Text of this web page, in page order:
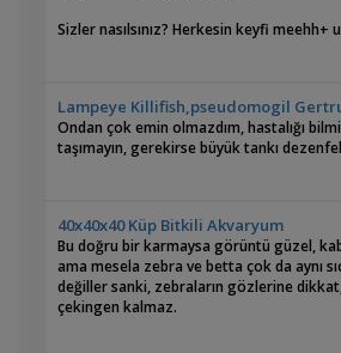
Sizler nasılsınız? Herkesin keyfi meehh+
Lampeye Killifish,pseudomogil
Ondan çok emin olmazdım, hastalığı
taşımayın, gerekirse büyük tankı
40x40x40 Küp Bitkili Akvaryum
Bu doğru bir karmaysa görüntü güzel,
ama mesela zebra ve betta çok da aynı
değiller sanki, zebraların gözlerine
çekingen kalmaz.